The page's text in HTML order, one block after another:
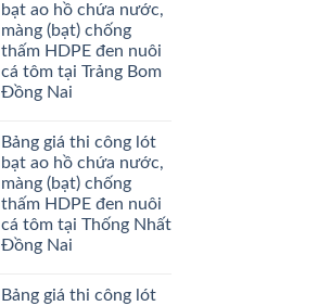
bạt ao hồ chứa nước,
màng (bạt) chống
thấm HDPE đen nuôi
cá tôm tại Trảng Bom
Đồng Nai
Bảng giá thi công lót
bạt ao hồ chứa nước,
màng (bạt) chống
thấm HDPE đen nuôi
cá tôm tại Thống Nhất
Đồng Nai
Bảng giá thi công lót